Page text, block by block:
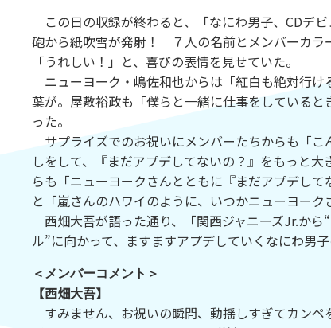
この日の収録が終わると、「なにわ男子、CDデ
砲から紙吹雪が発射！ ７人の名前とメンバーカラ
「うれしい！」と、喜びの表情を見せていた。
ニューヨーク・嶋佐和也からは「紅白も絶対行
葉が。屋敷裕政も「僕らと一緒に仕事をしている
った。
サプライズでのお祝いにメンバーたちからも「
しをして、『まだアプデしてないの？』をもっと
らも「ニューヨークさんとともに『まだアプデし
と「嵐さんのハワイのように、いつかニューヨー
西畑大吾が語った通り、「関西ジャニーズJr.から
ル”に向かって、ますますアプデしていくなにわ男
＜メンバーコメント＞
【西畑大吾】
すみません、お祝いの瞬間、動揺しすぎてカン